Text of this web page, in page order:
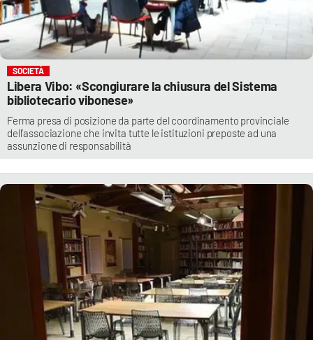
SOCIETÀ
Libera Vibo: «Scongiurare la chiusura del Sistema
bibliotecario vibonese»
Ferma presa di posizione da parte del coordinamento provinciale
dell’associazione che invita tutte le istituzioni preposte ad una
assunzione di responsabilità